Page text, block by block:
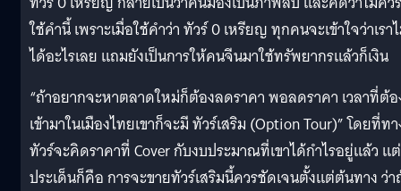
ใช้คำนี้ เพราะเมื่อใช้คำว่า ทัวร์ 0 เหรียญ ทุกคนจะเข้าใจว่าเรา
ได้อะไรเลย แถมยังเป็นการให้คนจีนมาใช้ทรัพยากรแล้วก็เงิน
“ถ้าอยากจะหาตลาดใหม่ก็ต้องลดราคา พอลดราคา เวลาที่ต้
เข้ามาในเมืองไทยเขาก็จะมี ทัวร์เสริม (Option Tour)” โดยที่ท
ทัวร์จะคิดราคาที่ Cover กับงบประมาณที่เขาได้กำไรอยู่แล้ว แต่
ประเด็นก็คือ การจะขายทัวร์เสริมนี้ควรชัดเจนตั้งแต่ต้นทาง ว่า